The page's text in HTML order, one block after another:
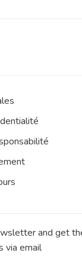
and get
via email